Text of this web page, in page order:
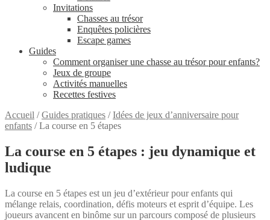
Invitations
Chasses au trésor
Enquêtes policières
Escape games
Guides
Comment organiser une chasse au trésor pour enfants?
Jeux de groupe
Activités manuelles
Recettes festives
Accueil /Guides pratiques /Idées de jeux d’anniversaire pour
enfants /La course en 5 étapes
La course en 5 étapes : jeu dynamique et
ludique
La course en 5 étapes est un jeu d’extérieur pour enfants qui
mélange relais, coordination, défis moteurs et esprit d’équipe. Les
joueurs avancent en binôme sur un parcours composé de plusieurs